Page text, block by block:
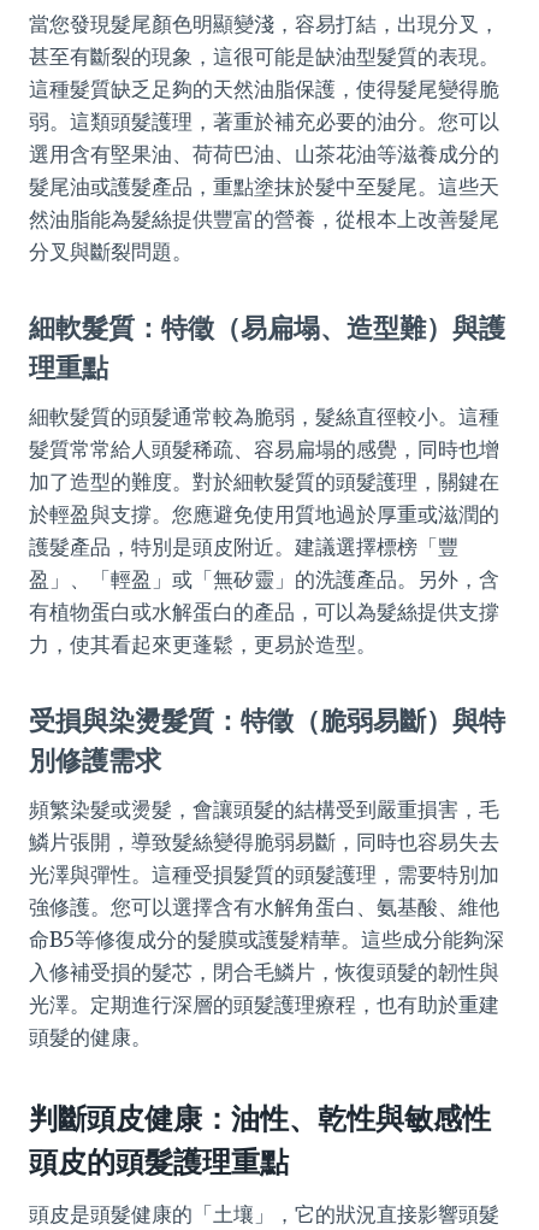
當您發現髮尾顏色明顯變淺，容易打結，出現分叉，
甚至有斷裂的現象，這很可能是缺油型髮質的表現。
這種髮質缺乏足夠的天然油脂保護，使得髮尾變得脆
弱。這類頭髮護理，著重於補充必要的油分。您可以
選用含有堅果油、荷荷巴油、山茶花油等滋養成分的
髮尾油或護髮產品，重點塗抹於髮中至髮尾。這些天
然油脂能為髮絲提供豐富的營養，從根本上改善髮尾
分叉與斷裂問題。
細軟髮質：特徵（易扁塌、造型難）與護
理重點
細軟髮質的頭髮通常較為脆弱，髮絲直徑較小。這種
髮質常常給人頭髮稀疏、容易扁塌的感覺，同時也增
加了造型的難度。對於細軟髮質的頭髮護理，關鍵在
於輕盈與支撐。您應避免使用質地過於厚重或滋潤的
護髮產品，特別是頭皮附近。建議選擇標榜「豐
盈」、「輕盈」或「無矽靈」的洗護產品。另外，含
有植物蛋白或水解蛋白的產品，可以為髮絲提供支撐
力，使其看起來更蓬鬆，更易於造型。
受損與染燙髮質：特徵（脆弱易斷）與特
別修護需求
頻繁染髮或燙髮，會讓頭髮的結構受到嚴重損害，毛
鱗片張開，導致髮絲變得脆弱易斷，同時也容易失去
光澤與彈性。這種受損髮質的頭髮護理，需要特別加
強修護。您可以選擇含有水解角蛋白、氨基酸、維他
命B5等修復成分的髮膜或護髮精華。這些成分能夠深
入修補受損的髮芯，閉合毛鱗片，恢復頭髮的韌性與
光澤。定期進行深層的頭髮護理療程，也有助於重建
頭髮的健康。
判斷頭皮健康：油性、乾性與敏感性
頭皮的頭髮護理重點
頭皮是頭髮健康的「土壤」，它的狀況直接影響頭髮